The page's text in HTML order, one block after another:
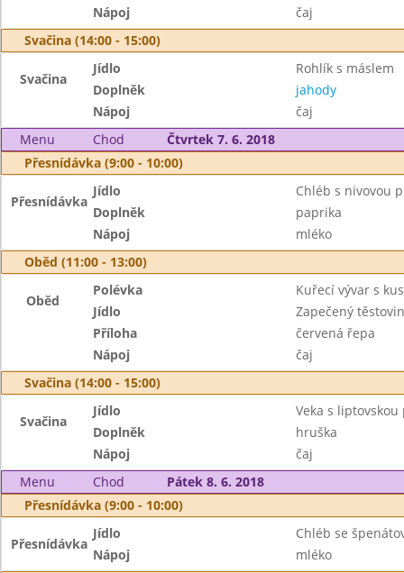
Nápoj
čaj
Svačina (14:00 - 15:00)
Svačina
Jídlo
Rohlík s máslem
Doplněk
jahody
Nápoj
čaj
Menu
Chod
Čtvrtek 7. 6. 2018
Přesnídávka (9:00 - 10:00)
Přesnídávka
Jídlo
Chléb s nivovou
Doplněk
paprika
Nápoj
mléko
Oběd (11:00 - 13:00)
Oběd
Polévka
Kuřecí vývar s
Jídlo
Zapečený
Příloha
červená řepa
Nápoj
čaj
Svačina (14:00 - 15:00)
Svačina
Jídlo
Veka s liptovskou
Doplněk
hruška
Nápoj
čaj
Menu
Chod
Pátek 8. 6. 2018
Přesnídávka (9:00 - 10:00)
Přesnídávka
Jídlo
Chléb se
Nápoj
mléko